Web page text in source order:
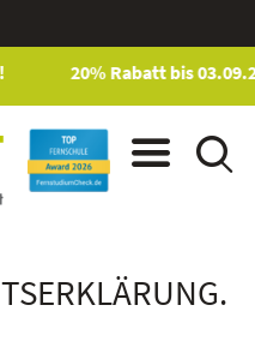
20% Rabatt bis